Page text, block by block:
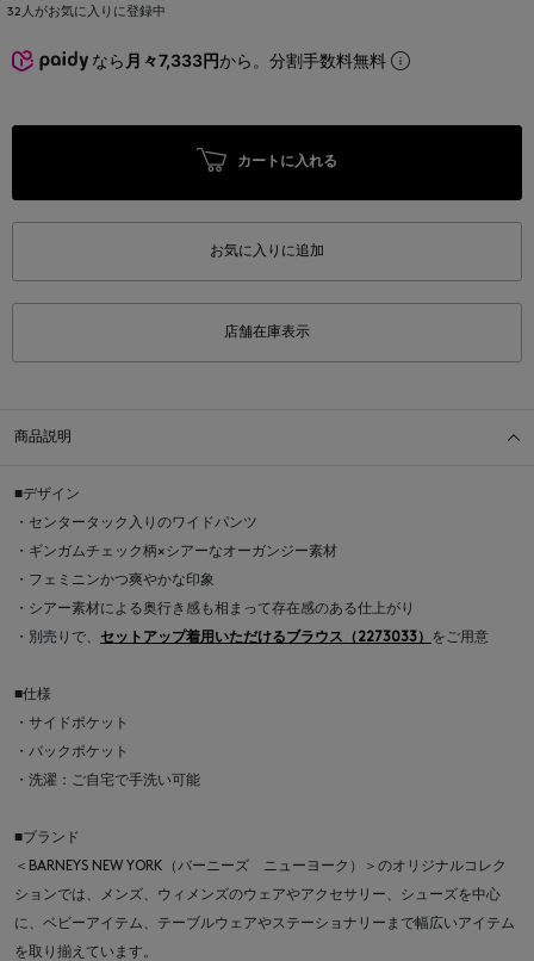
32 人がお気に入りに登録中
なら 月々7,333円から。分割手数料無料
カートに入れる
お気に入りに追加
店舗在庫表示
商品説明
■デザイン
・センタータック入りのワイドパンツ
・ギンガムチェック柄×シアーなオーガンジー素材
・フェミニンかつ爽やかな印象
・シアー素材による奥行き感も相まって存在感のある仕上がり
・別売りで、 セットアップ着用いただけるブラウス（2273033） をご用意
■仕様
・サイドポケット
・バックポケット
・洗濯：ご自宅で手洗い可能
■ブランド
＜BARNEYS NEW YORK（バーニーズ ニューヨーク）＞のオリジナルコレク
ションでは、メンズ、ウィメンズのウェアやアクセサリー、シューズを中心
に、ベビーアイテム、テーブルウェアやステーショナリーまで幅広いアイテム
を取り揃えています。